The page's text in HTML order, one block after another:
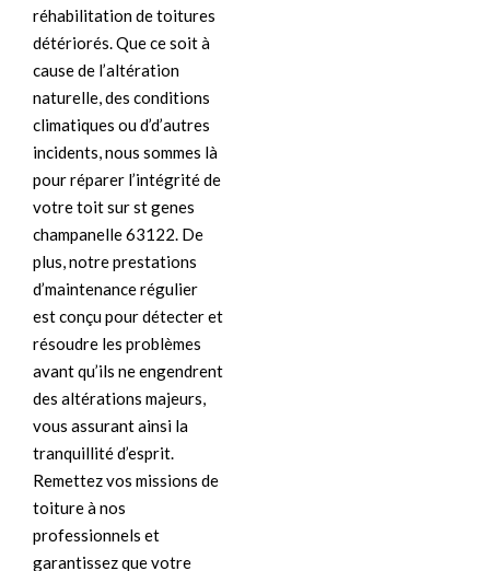
réhabilitation de toitures
détériorés. Que ce soit à
cause de l’altération
naturelle, des conditions
climatiques ou d’d’autres
incidents, nous sommes là
pour réparer l’intégrité de
votre toit sur st genes
champanelle 63122. De
plus, notre prestations
d’maintenance régulier
est conçu pour détecter et
résoudre les problèmes
avant qu’ils ne engendrent
des altérations majeurs,
vous assurant ainsi la
tranquillité d’esprit.
Remettez vos missions de
toiture à nos
professionnels et
garantissez que votre